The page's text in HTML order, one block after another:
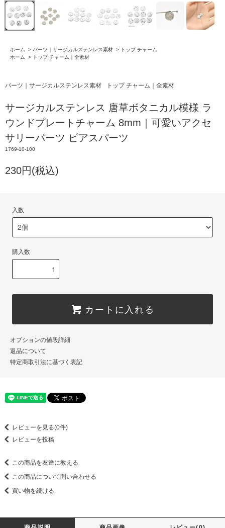
ホーム > パーツ｜サージカルステンレス素材 > トップ チャーム
ホーム
> トップ チャーム｜全素材
パーツ｜サージカルステンレス素材 トップ チャーム｜全素材
サージカルステンレス 唐草ボタニカル模様 ラ
ウンドプレートチャーム 8mm｜可愛いアクセ
サリーパーツ ピアスパーツ
1769-10-100
230円(税込)
入数
購入数
カートに入れる
オプションの値段詳細
返品について
特定商取引法に基づく表記
レビューを見る(0件)
レビューを投稿
この商品を友達に教える
この商品について問い合わせる
買い物を続ける